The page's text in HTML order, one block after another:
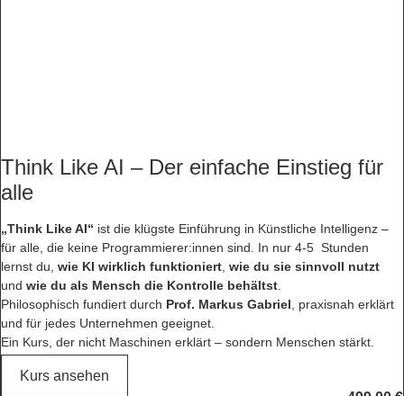
Think Like AI – Der einfache Einstieg für
alle
„Think Like AI“ ist die klügste Einführung in Künstliche Intelligenz –
für alle, die keine Programmierer:innen sind. In nur 4-5 Stunden
lernst du, wie KI wirklich funktioniert wie du sie sinnvoll nutzt
und wie du als Mensch die Kontrolle behältst
Philosophisch fundiert durch Prof. Markus Gabriel , praxisnah erklärt
und für jedes Unternehmen geeignet.
Ein Kurs, der nicht Maschinen erklärt – sondern Menschen stärkt.
Kurs ansehen